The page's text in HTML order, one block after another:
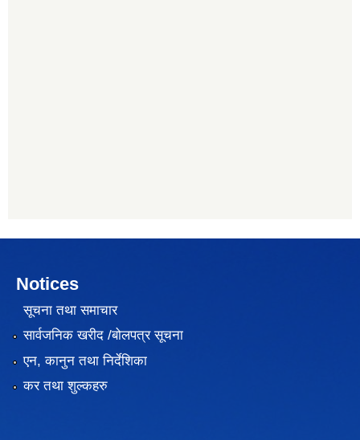
Notices
सूचना तथा समाचार
सार्वजनिक खरीद /बोलपत्र सूचना
एन, कानुन तथा निर्देशिका
कर तथा शुल्कहरु